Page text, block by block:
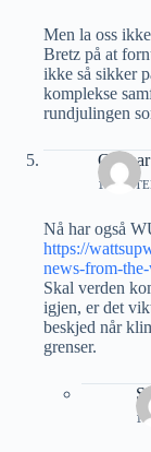
Men la oss
Bretz på at
ikke så sikker
komplekse
rundjulingen
14
Nå har også
https://
news-from-
Skal verden
igjen, er det
beskjed når
grenser.